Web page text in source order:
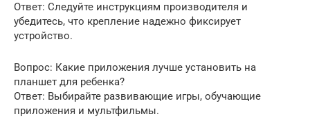
Ответ: Следуйте инструкциям производителя и
убедитесь, что крепление надежно фиксирует
устройство.
Вопрос: Какие приложения лучше установить на
планшет для ребенка?
Ответ: Выбирайте развивающие игры, обучающие
приложения и мультфильмы.